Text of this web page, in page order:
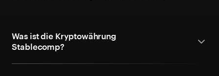
Was ist die Kryptowährung
Stablecomp?